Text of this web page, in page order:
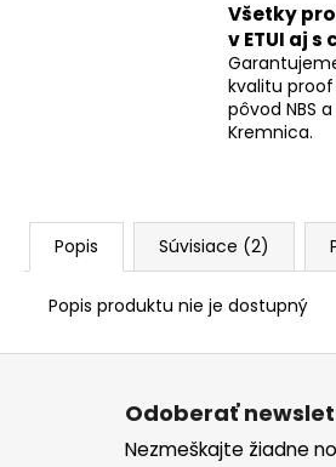
Všetky
v ETUI aj
kvalitu
pôvod NBS
Kremnica.
Popis Súvisiace (2)
Popis produktu nie je dostupný
Z
Odoberať
Nezmeškajte žiadne